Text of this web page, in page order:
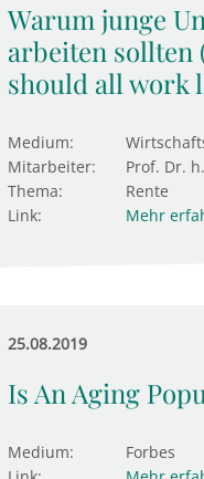
Warum junge
arbeiten sollten
should all work
Medium:
Mitarbeiter:
Prof. Dr.
Thema:
Rente
Link:
Mehr
25.08.2019
Is An Aging
Medium:
Forbes